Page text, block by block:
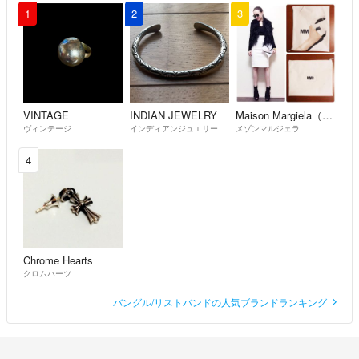
1
VINTAGE
ヴィンテージ
2
INDIAN JEWELRY
インディアンジュエリー
3
Maison Margiela（旧Maison Martin Margiela）
メゾンマルジェラ
4
Chrome Hearts
クロムハーツ
バングル/リストバンドの人気ブランドランキング